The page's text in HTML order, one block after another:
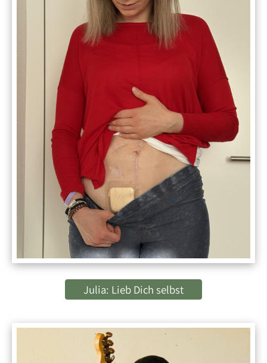
Julia: Lieb Dich selbst